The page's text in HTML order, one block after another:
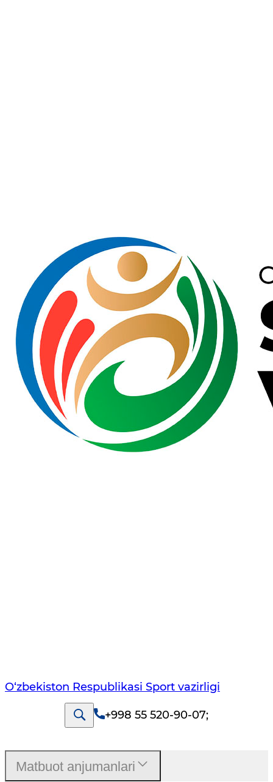
O‘zbekiston Respublikasi Sport vazirligi
+998 55 520-90-07;
Matbuot anjumanlari